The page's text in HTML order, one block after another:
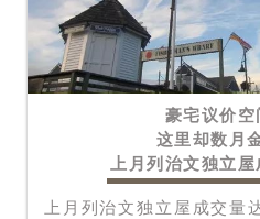
豪宅议价空
这里却数月
上月列治文独立屋
上月列治文独立屋成交